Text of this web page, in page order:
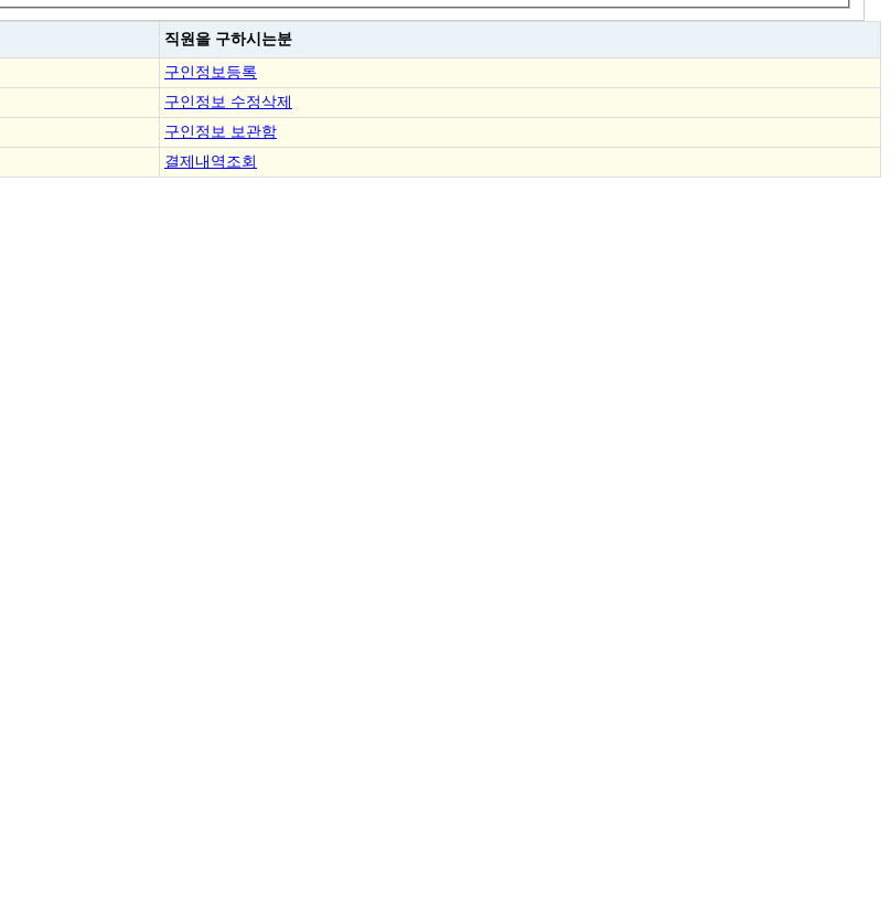
직원을 구하시는분
구인정보등록
구인정보 수정삭제
구인정보 보관함
결제내역조회